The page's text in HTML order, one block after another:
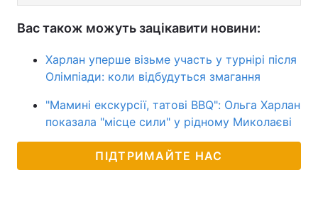
Вас також можуть зацікавити новини:
Харлан уперше візьме участь у турнірі після
Олімпіади: коли відбудуться змагання
"Мамині екскурсії, татові BBQ": Ольга Харлан
показала "місце сили" у рідному Миколаєві
ПІДТРИМАЙТЕ НАС